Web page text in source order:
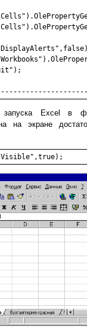
Excel в
на экране